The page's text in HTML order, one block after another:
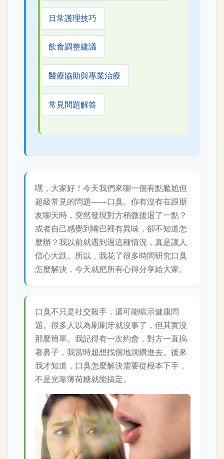
日常護理技巧
飲食調整建議
醫療協助與專業治療
常見問題解答
嘿，大家好！今天我們來聊一個有點尷尬但
超級常見的問題——口臭。你有沒有在跟朋
友聊天時，突然發現對方稍微後退了一點？
或者自己感覺到嘴巴裡有異味，卻不知道怎
麼辦？我以前就遇到過這種情況，真是讓人
信心大跌。所以，我花了很多時間研究口臭
怎麼解決，今天就把所有心得分享給大家。
口臭不只是社交殺手，還可能暗示健康問
題。很多人以為刷刷牙就沒事了，但其實沒
那麼簡單。我記得有一次約會，對方一直摀
著鼻子，我當時超想找個地洞鑽進去。後來
我才知道，口臭怎麼解決需要從根本下手，
不是光靠薄荷糖就能搞定。